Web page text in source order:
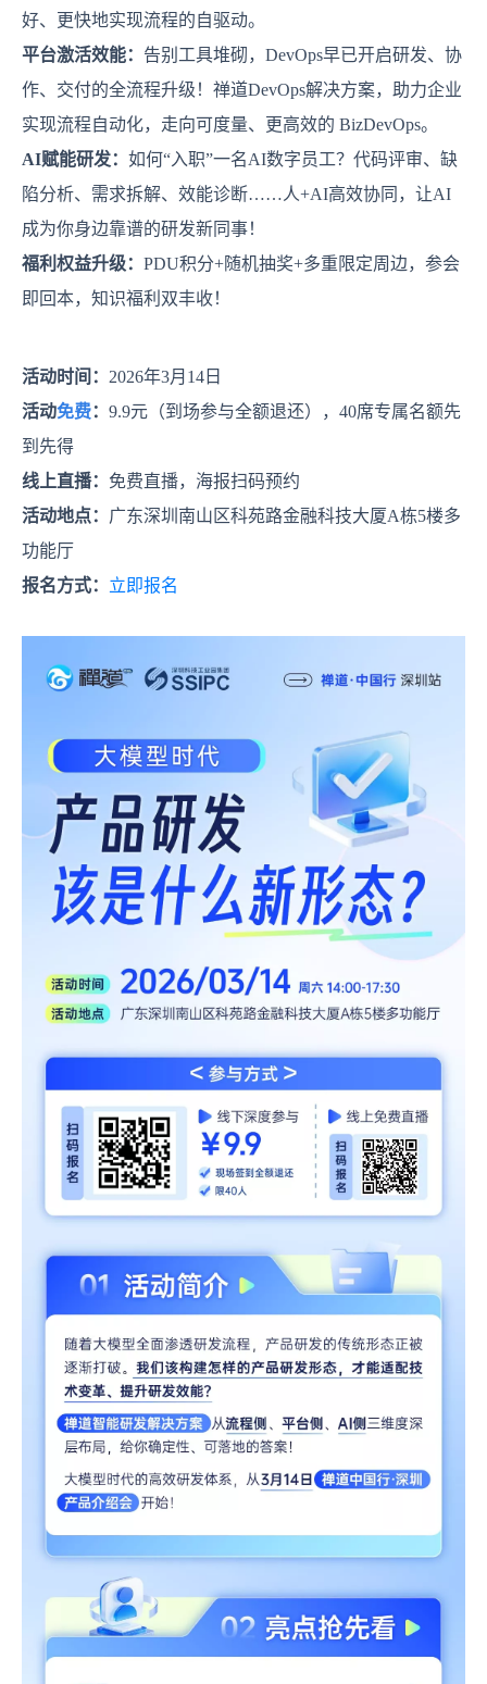
好、更快地实现流程的自驱动。
平台激活效能： 告别工具堆砌，DevOps早已开启研发、协
作、交付的全流程升级！禅道DevOps解决方案，助力企业
实现流程自动化，走向可度量、更高效的 BizDevOps。
AI赋能研发： 如何“入职”一名AI数字员工？代码评审、缺
陷分析、需求拆解、效能诊断……人+AI高效协同，让AI
成为你身边靠谱的研发新同事！
福利权益升级： PDU积分+随机抽奖+多重限定周边，参会
即回本，知识福利双丰收！
活动时间： 2026年3月14日
活动免费： 9.9元（到场参与全额退还），40席专属名额先
到先得
线上直播： 免费直播，海报扫码预约
活动地点： 广东深圳南山区科苑路金融科技大厦A栋5楼多
功能厅
报名方式： 立即报名